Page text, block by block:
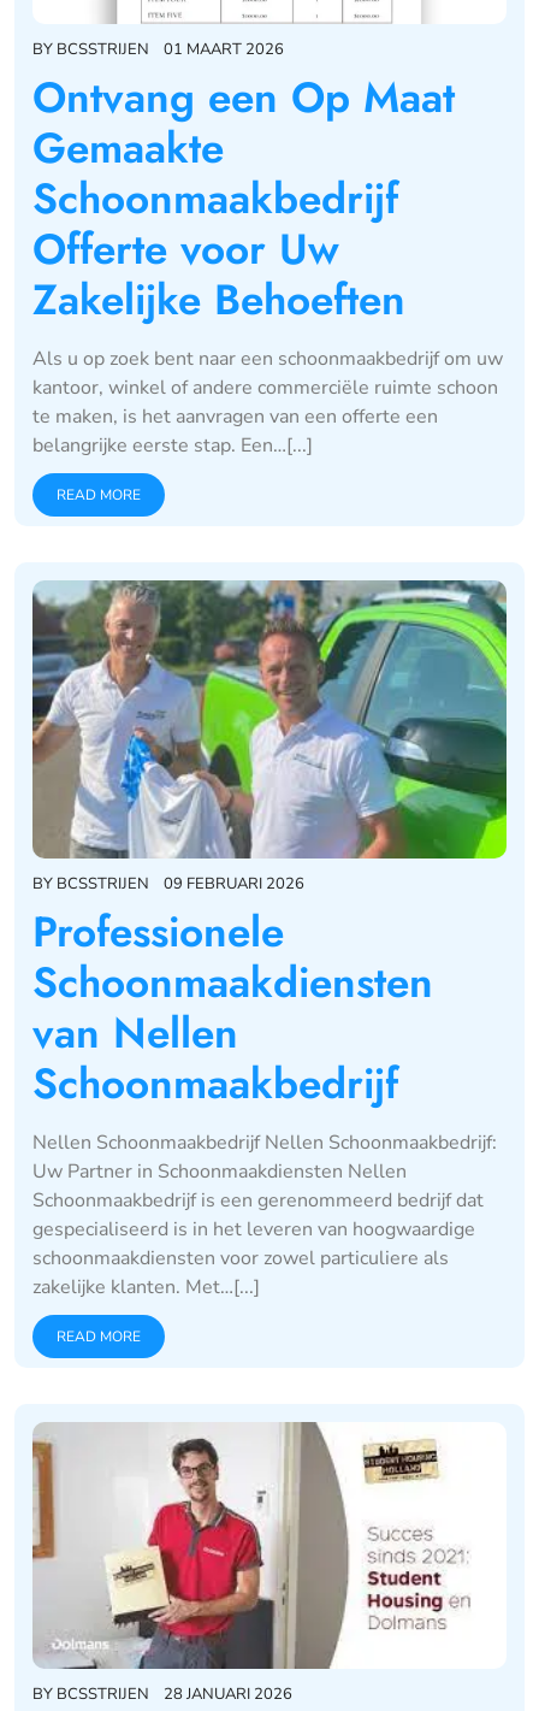
BY BCSSTRIJEN 01 MAART 2026
Ontvang een Op Maat
Gemaakte
Schoonmaakbedrijf
Offerte voor Uw
Zakelijke Behoeften
Als u op zoek bent naar een schoonmaakbedrijf om uw
kantoor, winkel of andere commerciële ruimte schoon
te maken, is het aanvragen van een offerte een
belangrijke eerste stap. Een…[...]
READ MORE
BY BCSSTRIJEN 09 FEBRUARI 2026
Professionele
Schoonmaakdiensten
van Nellen
Schoonmaakbedrijf
Nellen Schoonmaakbedrijf Nellen Schoonmaakbedrijf:
Uw Partner in Schoonmaakdiensten Nellen
Schoonmaakbedrijf is een gerenommeerd bedrijf dat
gespecialiseerd is in het leveren van hoogwaardige
schoonmaakdiensten voor zowel particuliere als
zakelijke klanten. Met…[...]
READ MORE
BY BCSSTRIJEN 28 JANUARI 2026